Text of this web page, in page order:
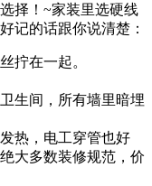
择！~家装里选硬线
记的话跟你说清楚：
拧在一起。
生间，所有墙里暗埋
热，电工穿管也好
大多数装修规范，价